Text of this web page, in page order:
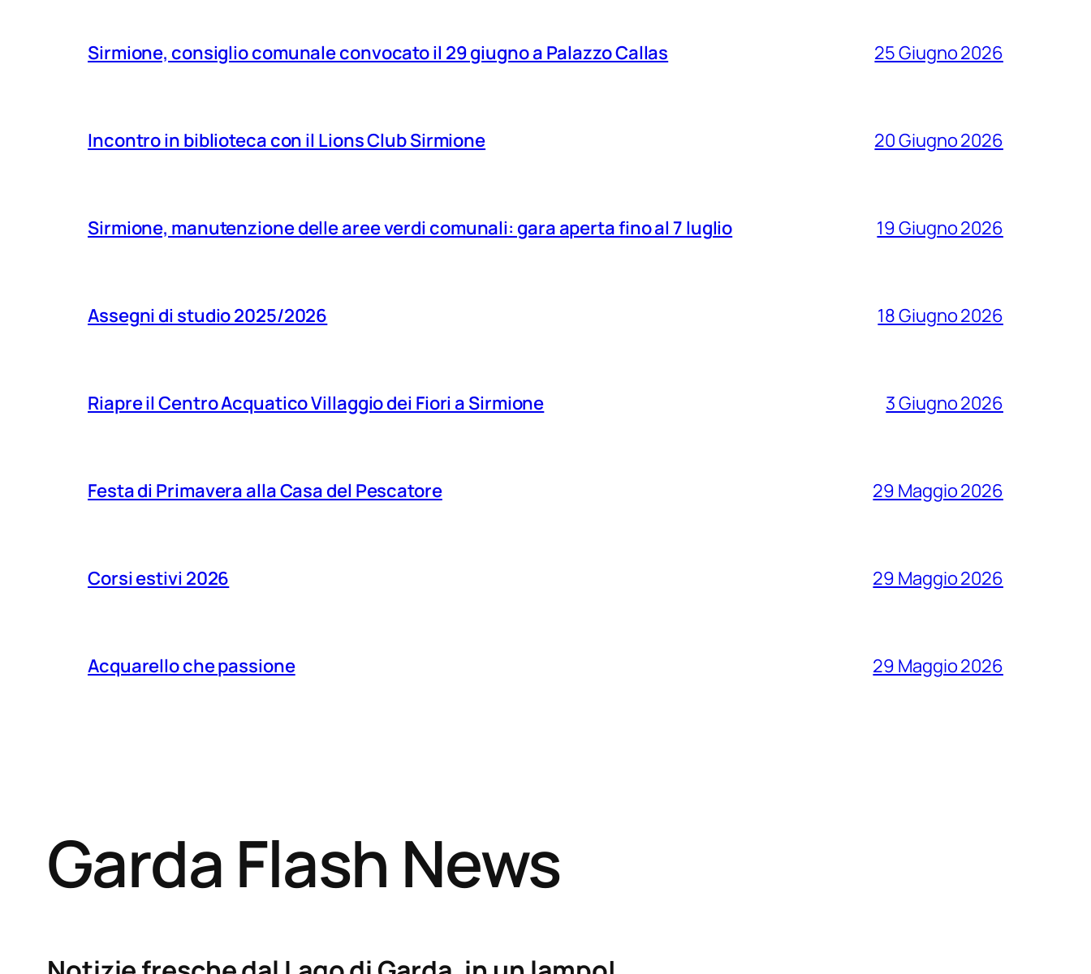
Sirmione, consiglio comunale convocato il 29 giugno a Palazzo Callas 25 Giugno 2026
Incontro in biblioteca con il Lions Club Sirmione 20 Giugno 2026
Sirmione, manutenzione delle aree verdi comunali: gara aperta fino al 7 luglio 19 Giugno 2026
Assegni di studio 2025/2026 18 Giugno 2026
Riapre il Centro Acquatico Villaggio dei Fiori a Sirmione 3 Giugno 2026
Festa di Primavera alla Casa del Pescatore 29 Maggio 2026
Corsi estivi 2026 29 Maggio 2026
Acquarello che passione 29 Maggio 2026
Garda Flash News